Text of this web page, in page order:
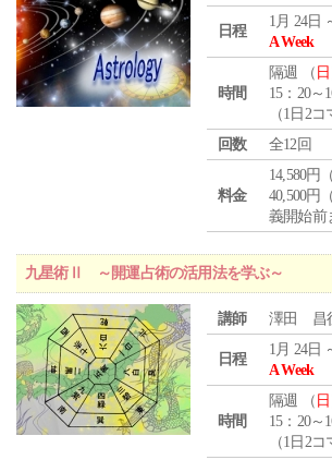
日程
1月 24日
A Week
時間
隔週 （ 日
15：20～
（1日2コ
回数
全12回
料金
14,580円
40,500円
義開始前
九星術Ⅱ ～開運占術の活用法を学ぶ～
講師 澤田 昌
日程
1月 24日
A Week
時間
隔週 （ 日
15：20～
（1日2コ